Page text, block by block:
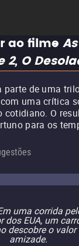
ao filme
2, O
parte de uma
uma crítica
cotidiano. O
para os
uma corrida
dos EUA, um
descobre o valor
amizade.